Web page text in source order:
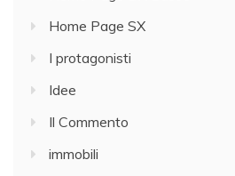
Home Page SX
I protagonisti
Idee
Il Commento
immobili